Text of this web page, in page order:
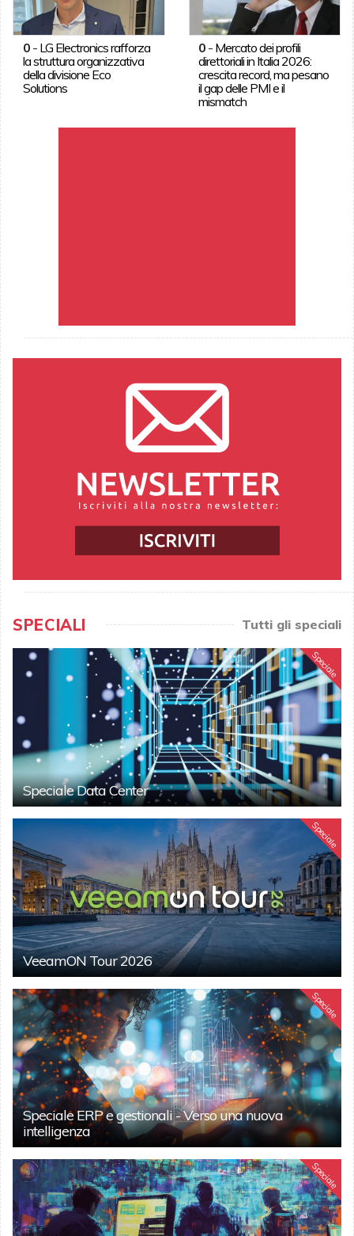
0- LG Electronics rafforza
la struttura organizzativa
della divisione Eco
Solutions
0 - Mercato dei profili
direttoriali in Italia 2026:
crescita record, ma pesano
il gap delle PMI e il
mismatch
SPECIALI Tutti gli speciali
Speciale
Speciale Data Center
Speciale
VeeamON Tour 2026
Speciale
Speciale ERP e gestionali - Verso una nuova
intelligenza
Speciale